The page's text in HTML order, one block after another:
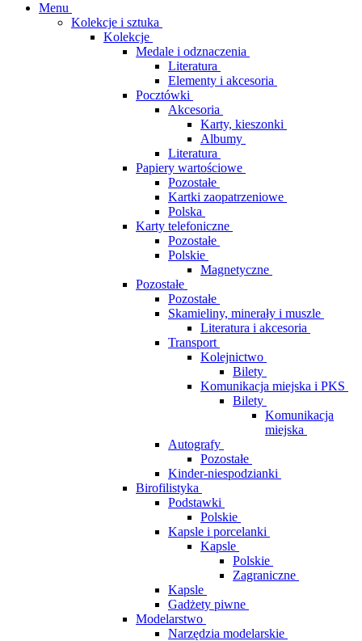
Menu
Kolekcje i sztuka
Kolekcje
Medale i odznaczenia
Literatura
Elementy i akcesoria
Pocztówki
Akcesoria
Karty, kieszonki
Albumy
Literatura
Papiery wartościowe
Pozostałe
Kartki zaopatrzeniowe
Polska
Karty telefoniczne
Pozostałe
Polskie
Magnetyczne
Pozostałe
Pozostałe
Skamieliny, minerały i muszle
Literatura i akcesoria
Transport
Kolejnictwo
Bilety
Komunikacja miejska i PKS
Bilety
Komunikacja
miejska
Autografy
Pozostałe
Kinder-niespodzianki
Birofilistyka
Podstawki
Polskie
Kapsle i porcelanki
Kapsle
Polskie
Zagraniczne
Kapsle
Gadżety piwne
Modelarstwo
Narzędzia modelarskie